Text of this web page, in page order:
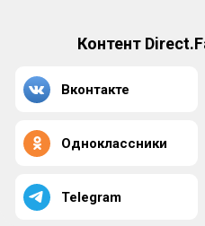
Контент
Вконтакте
Одноклассники
Telegram